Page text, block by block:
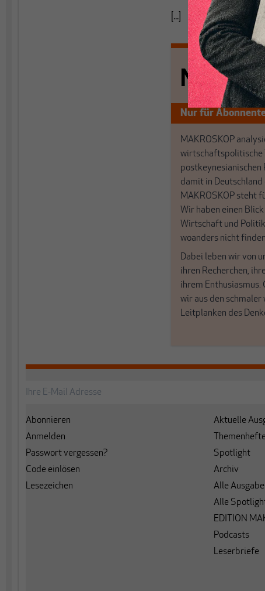
[...]
Nichts
Nur für
MAKROSKOP
wirtschaftspolitische
damit in Deutschland
MAKROSKOP steht
Wir haben einen
Wirtschaft und
woanders nicht
Dabei leben wir von
ihren Recherchen,
ihrem Enthusiasmus.
wir aus den schmaler
Leitplanken des
Abonnieren
Anmelden
Passwort vergessen?
Code einlösen
Lesezeichen
Aktuelle
Spotlight
Archiv
Alle
Alle
EDITION
Podcasts
Leserbriefe